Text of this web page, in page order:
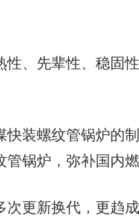
、先辈性、稳固性
装螺纹管锅炉的制
锅炉，弥补国内燃
更新换代，更趋成